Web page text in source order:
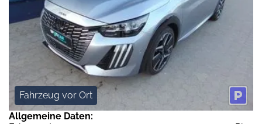
Fahrzeug vor Ort
Allgemeine Daten: